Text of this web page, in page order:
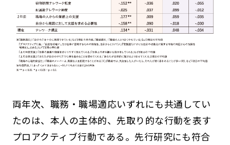
両年次、職務・職場適応いずれにも共通してい
たのは、本人の主体的、先取り的な行動を表す
プロアクティブ行動である。先行研究にも符合